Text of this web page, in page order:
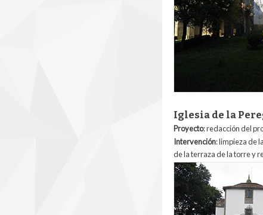
Iglesia de la
Proyecto: redacción del
Intervención: limpieza de
de la terraza de la torre y